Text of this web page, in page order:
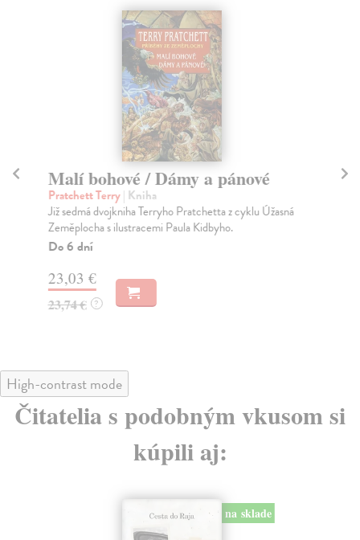
Malí bohové / Dámy a pánové
Pratchett Terry| Kniha
Již sedmá dvojkniha Terryho Pratchetta z cyklu Úžasná
Zeměplocha s ilustracemi Paula Kidbyho.
Do 6 dní
23,03 €
23,74 € ?
High-contrast mode
Čitatelia s podobným vkusom si
kúpili aj:
na sklade